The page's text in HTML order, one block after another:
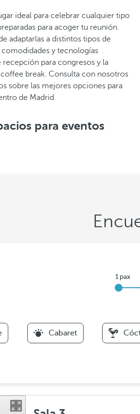
ideal para celebrar cualquier tipo
para acoger tu reunión.
adaptarlas a distintos tipos de
y tecnologías
recepción para congresos y la
break. Consulta con nosotros
sobre las mejores opciones para
de Madrid.
para eventos
Cabaret